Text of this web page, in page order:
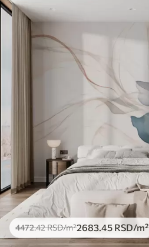
4472.42RSD/m²2683 .45 RSD/m²